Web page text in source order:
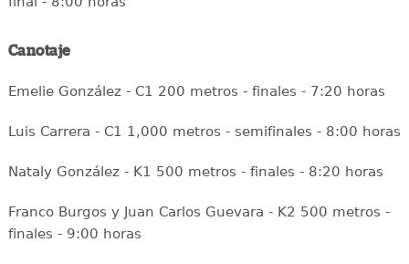
Canotaje
Emelie González - C1 200 metros - finales - 7:20 horas
Luis Carrera - C1 1,000 metros - semifinales - 8:00 horas
Nataly González - K1 500 metros - finales - 8:20 horas
Franco Burgos y Juan Carlos Guevara - K2 500 metros -
finales - 9:00 horas